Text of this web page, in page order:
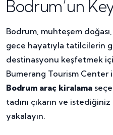
Bodrum’un
Bodrum, muhteşem
gece hayatıyla tatilcilerin
destinasyonu keşfetmek
Bumerang Tourism Center
Bodrum araç kiralama
tadını çıkarın ve
yakalayın.